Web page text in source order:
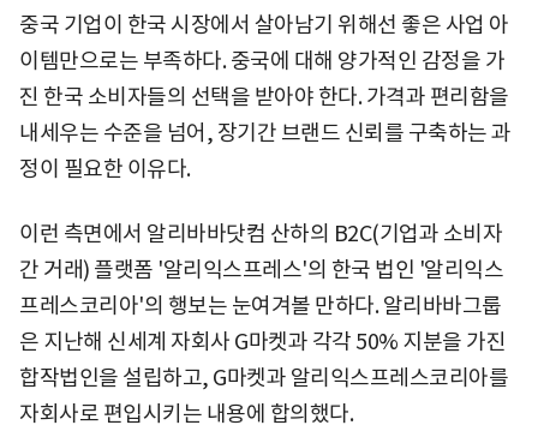
중국 기업이 한국 시장에서 살아남기 위해선 좋은 사업 아
이템만으로는 부족하다. 중국에 대해 양가적인 감정을 가
진 한국 소비자들의 선택을 받아야 한다. 가격과 편리함을
내세우는 수준을 넘어, 장기간 브랜드 신뢰를 구축하는 과
정이 필요한 이유다.
이런 측면에서 알리바바닷컴 산하의 B2C(기업과 소비자
간 거래) 플랫폼 '알리익스프레스'의 한국 법인 '알리익스
프레스코리아'의 행보는 눈여겨볼 만하다. 알리바바그룹
은 지난해 신세계 자회사 G마켓과 각각 50% 지분을 가진
합작법인을 설립하고, G마켓과 알리익스프레스코리아를
자회사로 편입시키는 내용에 합의했다.